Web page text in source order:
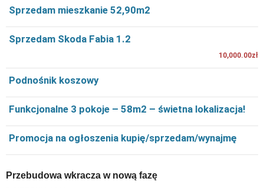
Sprzedam mieszkanie 52,90m2
Sprzedam Skoda Fabia 1.2
10,000.00zł
Podnośnik koszowy
Funkcjonalne 3 pokoje – 58m2 – świetna lokalizacja!
Promocja na ogłoszenia kupię/sprzedam/wynajmę
Przebudowa wkracza w nową fazę